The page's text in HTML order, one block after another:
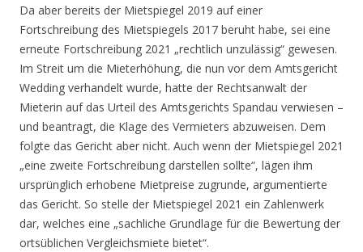
Da aber bereits der Mietspiegel 2019 auf einer
Fortschreibung des Mietspiegels 2017 beruht habe, sei eine
erneute Fortschreibung 2021 „rechtlich unzulässig“ gewesen.
Im Streit um die Mieterhöhung, die nun vor dem Amtsgericht
Wedding verhandelt wurde, hatte der Rechtsanwalt der
Mieterin auf das Urteil des Amtsgerichts Spandau verwiesen –
und beantragt, die Klage des Vermieters abzuweisen. Dem
folgte das Gericht aber nicht. Auch wenn der Mietspiegel 2021
„eine zweite Fortschreibung darstellen sollte“, lägen ihm
ursprünglich erhobene Mietpreise zugrunde, argumentierte
das Gericht. So stelle der Mietspiegel 2021 ein Zahlenwerk
dar, welches eine „sachliche Grundlage für die Bewertung der
ortsüblichen Vergleichsmiete bietet“.